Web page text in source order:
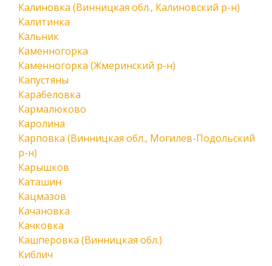
Калиновка (Винницкая обл., Калиновский р-н)
Калитинка
Кальник
Каменногорка
Каменногорка (Жмеринский р-н)
Капустяны
Карабеловка
Кармалюково
Каролина
Карповка (Винницкая обл., Могилев-Подольский
р-н)
Карышков
Каташин
Кацмазов
Качановка
Качковка
Кашперовка (Винницкая обл.)
Киблич